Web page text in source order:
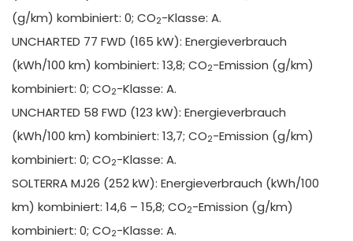
(g/km) kombiniert: 0; CO2-Klasse: A.
UNCHARTED 77 FWD (165 kW): Energieverbrauch
(kWh/100 km) kombiniert: 13,8; CO2-Emission (g/km)
kombiniert: 0; CO2-Klasse: A.
UNCHARTED 58 FWD (123 kW): Energieverbrauch
(kWh/100 km) kombiniert: 13,7; CO2-Emission (g/km)
kombiniert: 0; CO2-Klasse: A.
SOLTERRA MJ26 (252 kW): Energieverbrauch (kWh/100
km) kombiniert: 14,6 – 15,8; CO2-Emission (g/km)
kombiniert: 0; CO2-Klasse: A.